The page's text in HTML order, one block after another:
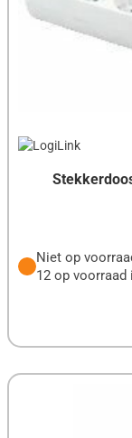
Niet op
12 op